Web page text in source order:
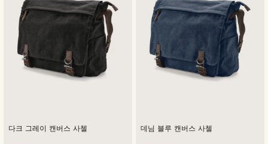
높은가격순
다크 그레이 캔버스 사첼 데님 블루 캔버스 사첼